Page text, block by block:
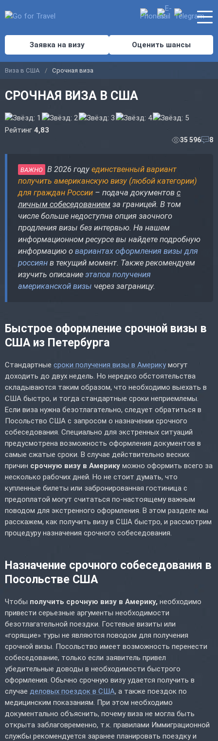
Заявка на визу Оценить шансы
Виза в США Срочная виза
СРОЧНАЯ ВИЗА В США
Рейтинг 4,83
35 596 8
ВАЖНО В 2026 году единственный вариант
получить американскую визу (любой категории)
для граждан России – подача документов с
личным собеседованием за границей. В том
числе больше недоступна опция заочного
продления визы без интервью. На нашем
информационном ресурсе вы найдете подробную
информацию о вариантах оформления визы для
россиян в текущий момент. Также рекомендуем
изучить описание этапов получения
американской визы через заграницу.
Быстрое оформление срочной визы в
США из Петербурга
Стандартные сроки получения визы в Америку могут
доходить до двух недель. Но нередко обстоятельства
складываются таким образом, что необходимо выехать в
США быстро, и тогда стандартные сроки неприемлемы.
Если виза нужна безотлагательно, следует обратиться в
Посольство США с запросом о назначении срочного
собеседования. Специально для экстренных ситуаций
предусмотрена возможность оформления документов в
самые сжатые сроки. В случае действительно веских
причин срочную визу в Америку можно оформить всего за
несколько рабочих дней. Но не стоит думать, что
купленные билеты или забронированная гостиница с
предоплатой могут считаться по-настоящему важным
поводом для экстренного оформления. В этом разделе мы
расскажем, как получить визу в США быстро, и рассмотрим
процедуру назначения срочного собеседования.
Назначение срочного собеседования в
Посольстве США
Чтобы получить срочную визу в Америку, необходимо
привести серьезные аргументы необходимости
безотлагательной поездки. Гостевые визиты или
«горящие» туры не являются поводом для получения
срочной визы. Посольство имеет возможность перенести
собеседование, только если заявитель привел
убедительные доводы в необходимости быстрого
оформления. Обычно срочную визу удается получить в
случае деловых поездок в США, а также поездок по
медицинским показаниям. При этом необходимо
документально объяснить, почему виза не могла быть
открыта заблаговременно, т.к. правилами Иммиграционной
службы рекомендуется заранее планировать поездку и